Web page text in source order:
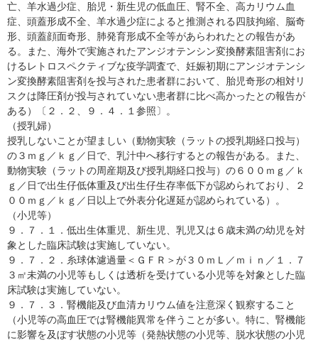
亡、羊水過少症、胎児・新生児の低血圧、腎不全、高カリウム血
症、頭蓋形成不全、羊水過少症によると推測される四肢拘縮、脳奇
形、頭蓋顔面奇形、肺発育形成不全等があらわれたとの報告があ
る。また、海外で実施されたアンジオテンシン変換酵素阻害剤にお
けるレトロスペクティブな疫学調査で、妊娠初期にアンジオテンシ
ン変換酵素阻害剤を投与された患者群において、胎児奇形の相対リ
スクは降圧剤が投与されていない患者群に比べ高かったとの報告が
ある）〔２．２、９．４．１参照〕。
（授乳婦）
授乳しないことが望ましい（動物実験（ラットの授乳期経口投与）
の３ｍｇ／ｋｇ／日で、乳汁中へ移行するとの報告がある。また、
動物実験（ラットの周産期及び授乳期経口投与）の６００ｍｇ／ｋ
ｇ／日で出生仔低体重及び出生仔生存率低下が認められており、２
００ｍｇ／ｋｇ／日以上で外表分化遅延が認められている）。
（小児等）
９．７．１．低出生体重児、新生児、乳児又は６歳未満の幼児を対
象とした臨床試験は実施していない。
９．７．２．糸球体濾過量＜ＧＦＲ＞が３０ｍＬ／ｍｉｎ／１．７
３㎡未満の小児等もしくは透析を受けている小児等を対象とした臨
床試験は実施していない。
９．７．３．腎機能及び血清カリウム値を注意深く観察すること
（小児等の高血圧では腎機能異常を伴うことが多い。特に、腎機能
に影響を及ぼす状態の小児等（発熱状態の小児等、脱水状態の小児